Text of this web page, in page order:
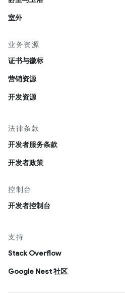
室外
业务资源
证书与徽标
营销资源
开发资源
法律条款
开发者服务条款
开发者政策
控制台
开发者控制台
支持
Stack Overflow
Google Nest 社区